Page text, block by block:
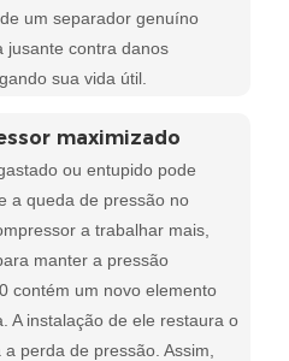
um separador genuíno
jusante contra danos
sua vida útil.
maximizado
ou entupido pode
a queda de pressão no
a trabalhar mais,
manter a pressão
contém um novo elemento
A instalação de ele restaura o
perda de pressão. Assim,